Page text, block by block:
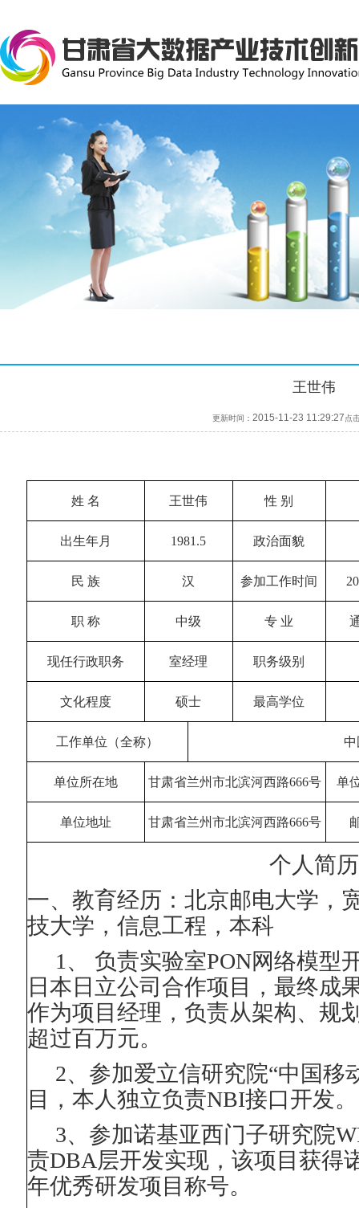
王世伟
更新时间： 2015-11-23 11:29:27点
姓 名 王世伟 性 别
出生年月 1981.5 政治面貌
民 族 汉 参加工作时间
职 称 中级 专 业
现任行政职务 室经理 职务级别
文化程度 硕士 最高学位
工作单位（全称）
单位所在地 甘肃省兰州市北滨河西路666号 单
单位地址 甘肃省兰州市北滨河西路666号
个人简历
一、教育经历：北京邮电大学，
技大学，信息工程，本科
1 、 负责实验室PON网络模型
日本日立公司合作项目，最终成
作为项目经理，负责从架构、规
超过百万元。
2、参加爱立信研究院“中国移
目，本人独立负责NBI接口开发。
3、参加诺基亚西门子研究院
责DBA层开发实现，该项目获得
年优秀研发项目称号。